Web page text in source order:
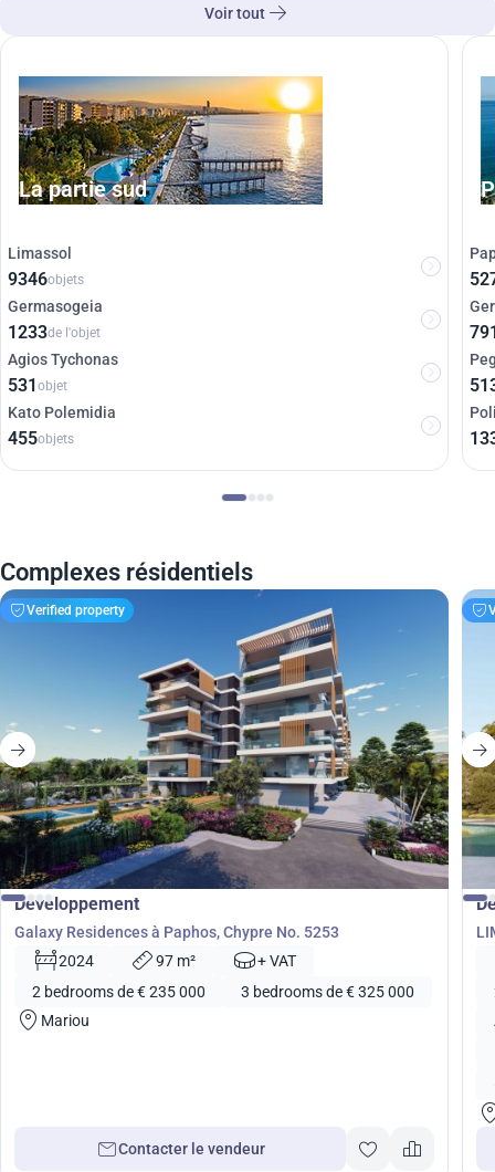
Voir tout
La partie sud
Limassol
9346objets
Germasogeia
1233de l'objet
Agios Tychonas
531objet
Kato Polemidia
455objets
Complexes résidentiels
Verified property
de€235 000
Développement
Galaxy Residences à Paphos, Chypre No. 5253
2024
97 m²
+ VAT
2 bedrooms de € 235 000
3 bedrooms de € 325 000
Mariou
Contacter le vendeur